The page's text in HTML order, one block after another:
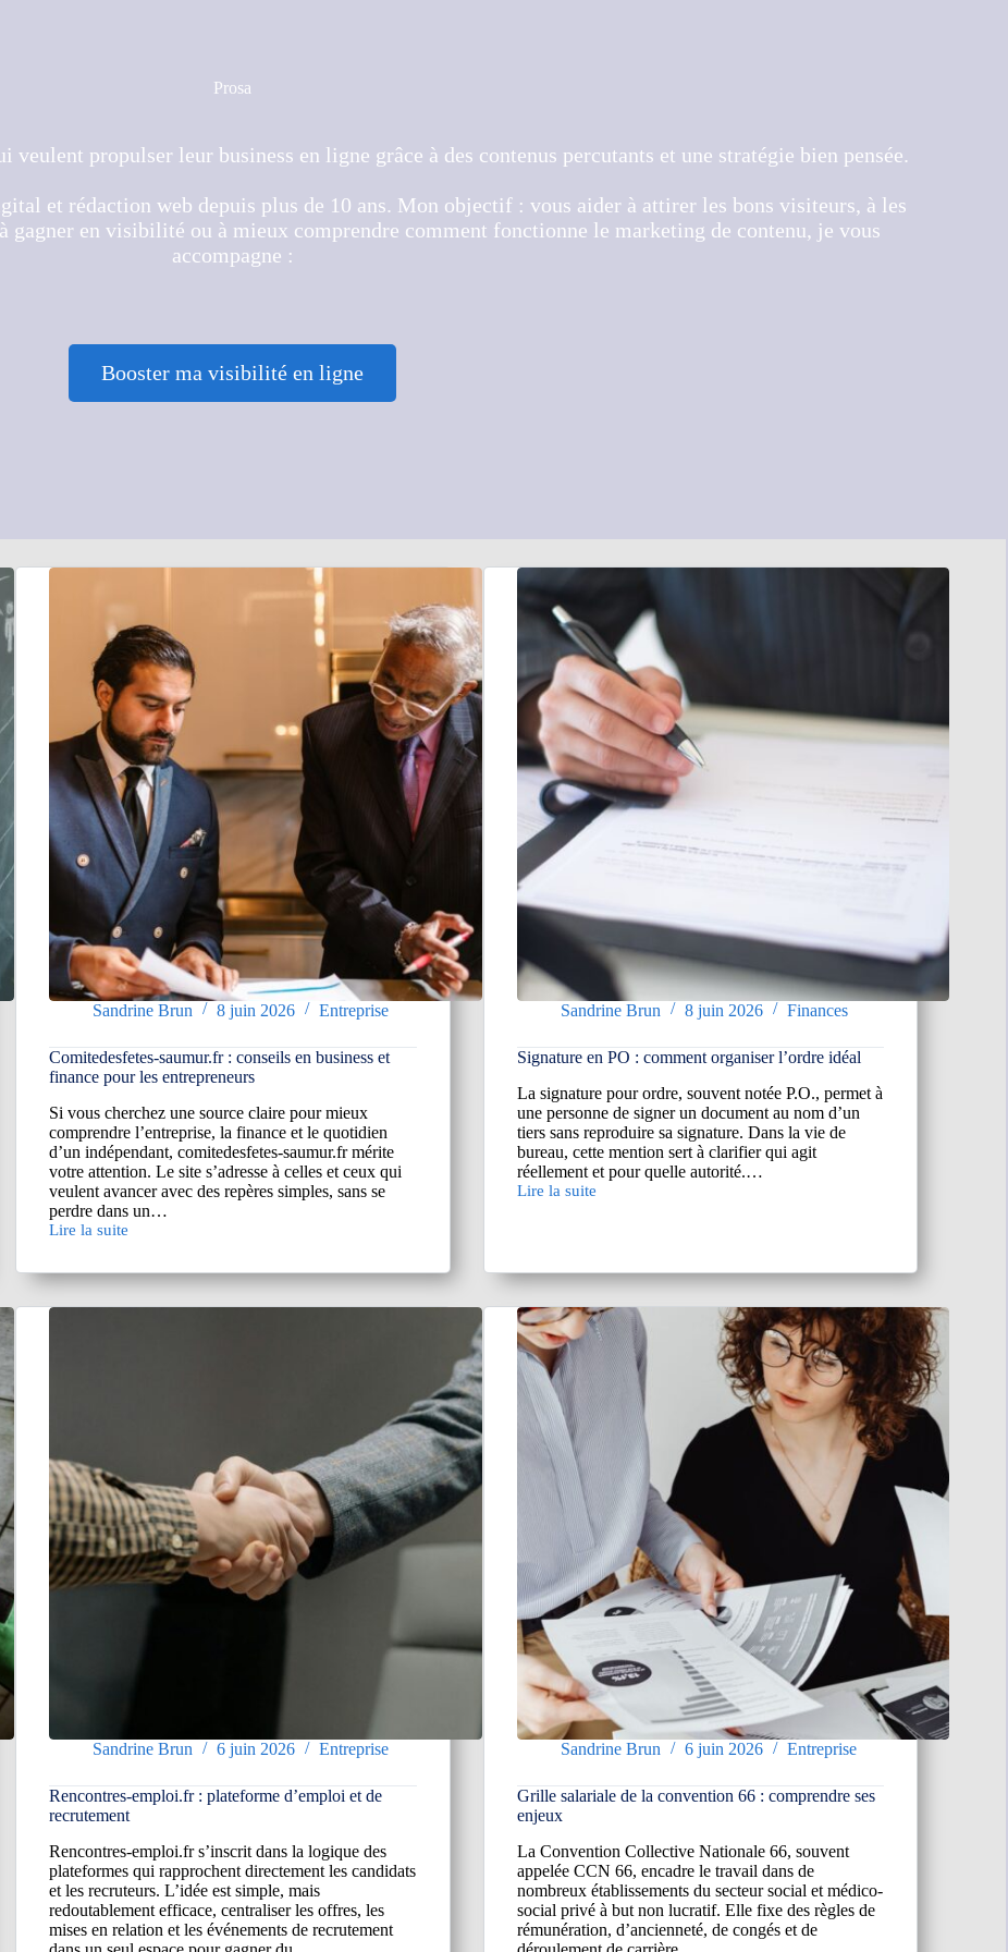
Prosa
veulent propulser leur business en ligne grâce à des contenus percutants et une stratégie bien pensée.
et rédaction web depuis plus de 10 ans. Mon objectif : vous aider à attirer les bons visiteurs, à les
gagner en visibilité ou à mieux comprendre comment fonctionne le marketing de contenu, je vous
accompagne :
Booster ma visibilité en ligne
Sandrine Brun 8 juin 2026 Entreprise
Comitedesfetes-saumur.fr : conseils en business et
finance pour les entrepreneurs
Si vous cherchez une source claire pour mieux
comprendre l’entreprise, la finance et le quotidien
d’un indépendant, comitedesfetes-saumur.fr mérite
votre attention. Le site s’adresse à celles et ceux qui
veulent avancer avec des repères simples, sans se
perdre dans un…
Lire la suite
Comitedesfetes-
:
en
Sandrine Brun 8 juin 2026 Finances
Signature en PO : comment organiser l’ordre idéal
La signature pour ordre, souvent notée P.O., permet à
une personne de signer un document au nom d’un
tiers sans reproduire sa signature. Dans la vie de
bureau, cette mention sert à clarifier qui agit
réellement et pour quelle autorité.…
Lire la suite
Signature
comment
organiser
l’ordre
idéal
Sandrine Brun 6 juin 2026 Entreprise
Rencontres-emploi.fr : plateforme d’emploi et de
recrutement
Rencontres-emploi.fr s’inscrit dans la logique des
plateformes qui rapprochent directement les candidats
et les recruteurs. L’idée est simple, mais
redoutablement efficace, centraliser les offres, les
mises en relation et les événements de recrutement
Sandrine Brun 6 juin 2026 Entreprise
Grille salariale de la convention 66 : comprendre ses
enjeux
La Convention Collective Nationale 66, souvent
appelée CCN 66, encadre le travail dans de
nombreux établissements du secteur social et médico-
social privé à but non lucratif. Elle fixe des règles de
rémunération, d’ancienneté, de congés et de